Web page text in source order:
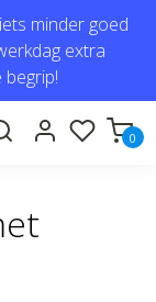
minder goed
extra
0